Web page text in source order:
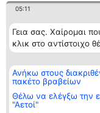
05:11
Γεια σας. Χαίρομαι
κλικ στο αντίστοιχο
Ανήκω στους
πακέτο βραβείων
Θέλω να ελέγξω την
"Αετοί"
Διοργανωτής της
κατάταξης
BEAUTIFUL COMPANY
ΤΗΛ. ΕΠΙΚΟΙΝΩΝΙΑΣ:
2104128019
email:
aetoi@beautifulcompany.co